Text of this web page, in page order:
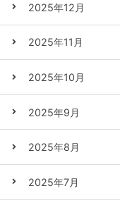
2025年12月
2025年11月
2025年10月
2025年9月
2025年8月
2025年7月